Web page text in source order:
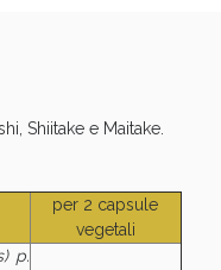
Shiitake e Maitake.
per 2 capsule
vegetali
p.